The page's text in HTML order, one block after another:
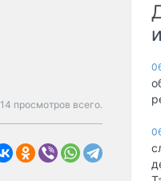
14 просмотров всего.